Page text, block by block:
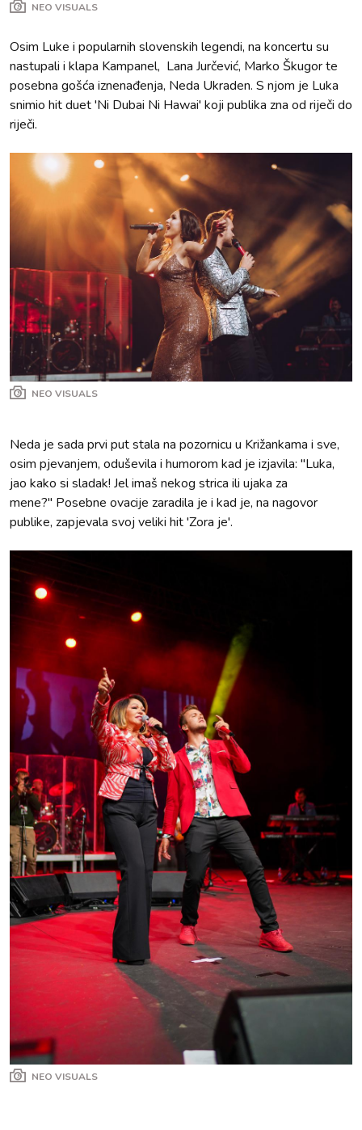
NEO VISUALS
Osim Luke i popularnih slovenskih legendi, na koncertu su
nastupali i klapa Kampanel, Lana Jurčević, Marko Škugor te
posebna gošća iznenađenja, Neda Ukraden. S njom je Luka
snimio hit duet 'Ni Dubai Ni Hawai' koji publika zna od riječi do
riječi.
NEO VISUALS
Neda je sada prvi put stala na pozornicu u Križankama i sve,
osim pjevanjem, oduševila i humorom kad je izjavila: "Luka,
jao kako si sladak! Jel imaš nekog strica ili ujaka za
mene?" Posebne ovacije zaradila je i kad je, na nagovor
publike, zapjevala svoj veliki hit 'Zora je'.
NEO VISUALS